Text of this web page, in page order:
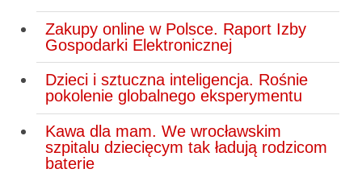
Zakupy online w Polsce. Raport Izby
Gospodarki Elektronicznej
Dzieci i sztuczna inteligencja. Rośnie
pokolenie globalnego eksperymentu
Kawa dla mam. We wrocławskim
szpitalu dziecięcym tak ładują rodzicom
baterie